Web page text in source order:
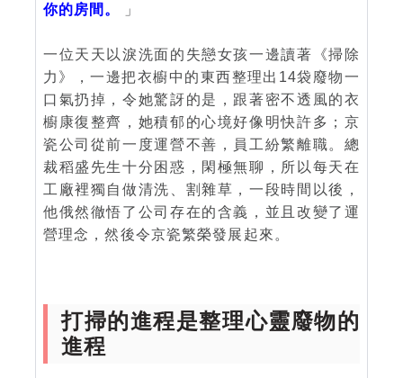
你的房間。
」
一位天天以淚洗面的失戀女孩一邊讀著《掃除
力》，一邊把衣櫥中的東西整理出14袋廢物一
口氣扔掉，令她驚訝的是，跟著密不透風的衣
櫥康復整齊，她積郁的心境好像明快許多；京
瓷公司從前一度運營不善，員工紛繁離職。總
裁稻盛先生十分困惑，閑極無聊，所以每天在
工廠裡獨自做清洗、割雜草，一段時間以後，
他俄然徹悟了公司存在的含義，並且改變了運
營理念，然後令京瓷繁榮發展起來。
打掃的進程是整理心靈廢物的
進程